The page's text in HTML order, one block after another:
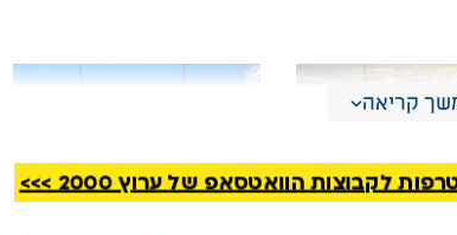
קריאה
לקבוצות הוואטסאפ של ערוץ 2000 >>>